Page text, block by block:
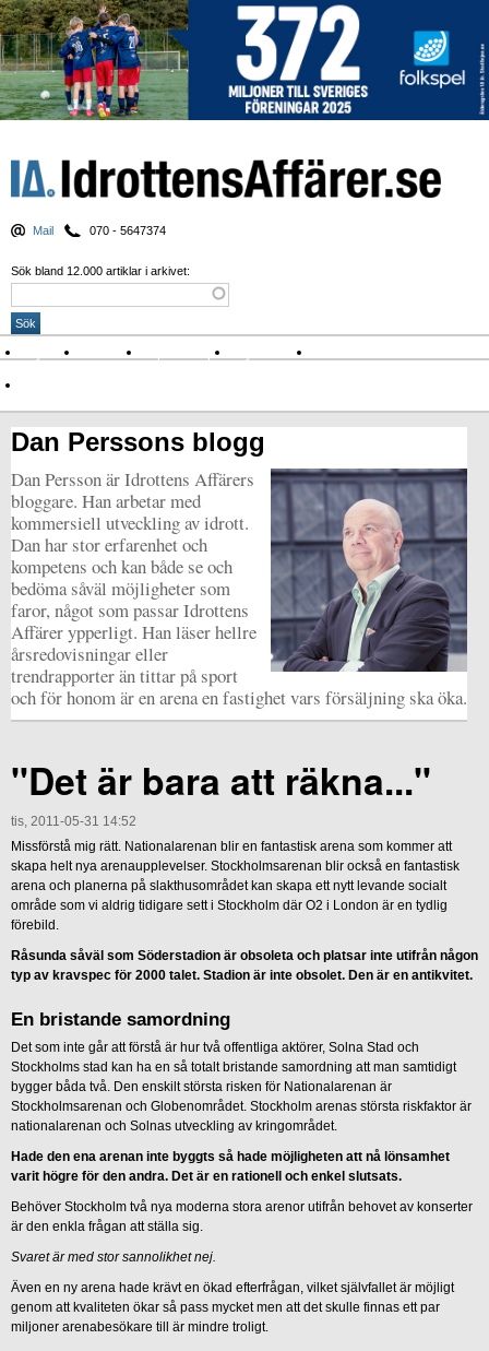
Mail 070 - 5647374
Sök bland 12.000 artiklar i arkivet:
Nyheter Krönikor Sport & spel Nyhetsbrev
Dan Perssons blogg
Dan Persson är Idrottens Affärers
bloggare. Han arbetar med
kommersiell utveckling av idrott.
Dan har stor erfarenhet och
kompetens och kan både se och
bedöma såväl möjligheter som
faror, något som passar Idrottens
Affärer ypperligt. Han läser hellre
årsredovisningar eller
trendrapporter än tittar på sport
och för honom är en arena en fastighet vars försäljning ska öka.
"Det är bara att räkna..."
tis, 2011-05-31 14:52
Missförstå mig rätt. Nationalarenan blir en fantastisk arena som kommer att
skapa helt nya arenaupplevelser. Stockholmsarenan blir också en fantastisk
arena och planerna på slakthusområdet kan skapa ett nytt levande socialt
område som vi aldrig tidigare sett i Stockholm där O2 i London är en tydlig
förebild.
Råsunda såväl som Söderstadion är obsoleta och platsar inte utifrån någon
typ av kravspec för 2000 talet. Stadion är inte obsolet. Den är en antikvitet.
En bristande samordning
Det som inte går att förstå är hur två offentliga aktörer, Solna Stad och
Stockholms stad kan ha en så totalt bristande samordning att man samtidigt
bygger båda två. Den enskilt största risken för Nationalarenan är
Stockholmsarenan och Globenområdet. Stockholm arenas största riskfaktor är
nationalarenan och Solnas utveckling av kringområdet.
Hade den ena arenan inte byggts så hade möjligheten att nå lönsamhet
varit högre för den andra. Det är en rationell och enkel slutsats.
Behöver Stockholm två nya moderna stora arenor utifrån behovet av konserter
är den enkla frågan att ställa sig.
Svaret är med stor sannolikhet nej.
Även en ny arena hade krävt en ökad efterfrågan, vilket självfallet är möjligt
genom att kvaliteten ökar så pass mycket men att det skulle finnas ett par
miljoner arenabesökare till är mindre troligt.